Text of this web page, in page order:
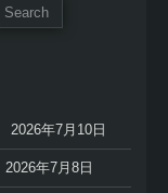
2026年7月10日
2026年7月8日